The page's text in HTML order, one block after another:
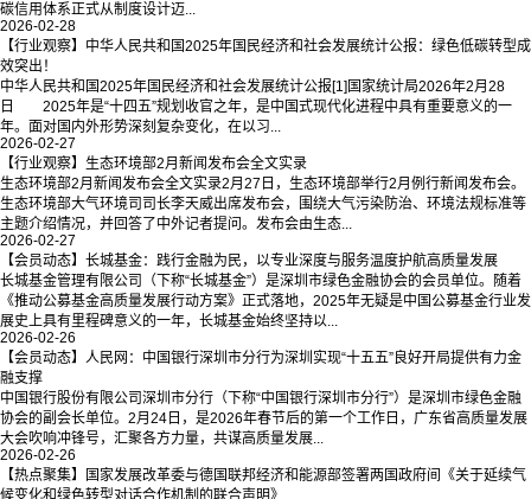
碳信用体系正式从制度设计迈...
2026-02-28
【行业观察】中华人民共和国2025年国民经济和社会发展统计公报：绿色低碳转型成
效突出！
中华人民共和国2025年国民经济和社会发展统计公报[1]国家统计局2026年2月28
日 2025年是“十四五”规划收官之年，是中国式现代化进程中具有重要意义的一
年。面对国内外形势深刻复杂变化，在以习...
2026-02-27
【行业观察】生态环境部2月新闻发布会全文实录
生态环境部2月新闻发布会全文实录2月27日，生态环境部举行2月例行新闻发布会。
生态环境部大气环境司司长李天威出席发布会，围绕大气污染防治、环境法规标准等
主题介绍情况，并回答了中外记者提问。发布会由生态...
2026-02-27
【会员动态】长城基金：践行金融为民，以专业深度与服务温度护航高质量发展
长城基金管理有限公司（下称“长城基金”）是深圳市绿色金融协会的会员单位。随着
《推动公募基金高质量发展行动方案》正式落地，2025年无疑是中国公募基金行业发
展史上具有里程碑意义的一年，长城基金始终坚持以...
2026-02-26
【会员动态】人民网：中国银行深圳市分行为深圳实现“十五五”良好开局提供有力金
融支撑
中国银行股份有限公司深圳市分行（下称“中国银行深圳市分行”）是深圳市绿色金融
协会的副会长单位。2月24日，是2026年春节后的第一个工作日，广东省高质量发展
大会吹响冲锋号，汇聚各方力量，共谋高质量发展...
2026-02-26
【热点聚集】国家发展改革委与德国联邦经济和能源部签署两国政府间《关于延续气
候变化和绿色转型对话合作机制的联合声明》